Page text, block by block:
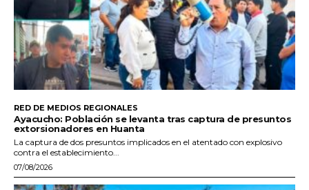
RED DE MEDIOS REGIONALES
Ayacucho: Población se levanta tras captura de presuntos
extorsionadores en Huanta
La captura de dos presuntos implicados en el atentado con explosivo
contra el establecimiento...
07/08/2026